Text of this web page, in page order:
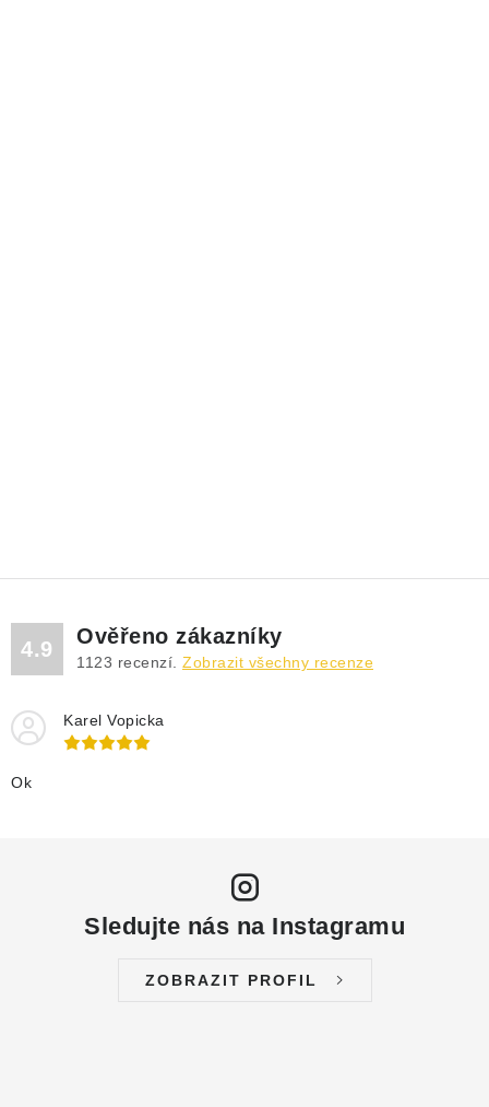
4.9
Ověřeno zákazníky
1123 recenzí. Zobrazit všechny recenze
Karel Vopicka
Ok
Sledujte nás na Instagramu
ZOBRAZIT PROFIL